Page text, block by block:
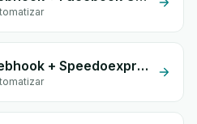
Custom Webhook + Speedoexpress